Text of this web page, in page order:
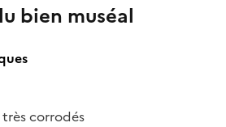
bien muséal
corrodés